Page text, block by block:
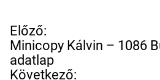
B
e
j
e
Előző:
Minicopy Kálvin – 1086
adatlap
Következő: